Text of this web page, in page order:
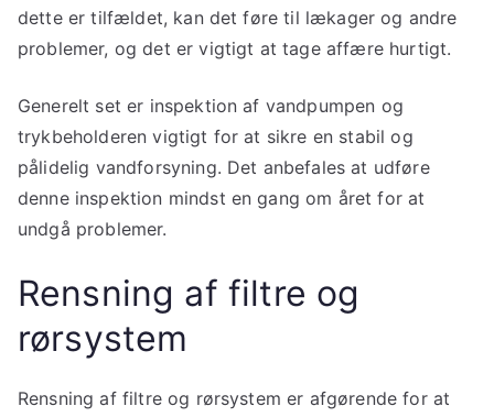
dette er tilfældet, kan det føre til lækager og andre
problemer, og det er vigtigt at tage affære hurtigt.
Generelt set er inspektion af vandpumpen og
trykbeholderen vigtigt for at sikre en stabil og
pålidelig vandforsyning. Det anbefales at udføre
denne inspektion mindst en gang om året for at
undgå problemer.
Rensning af filtre og
rørsystem
Rensning af filtre og rørsystem er afgørende for at